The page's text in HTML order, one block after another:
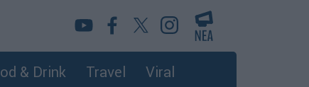
& Drink Travel Viral